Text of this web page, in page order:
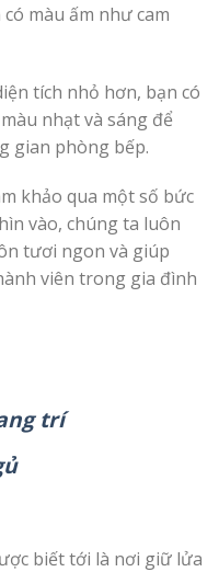
màu ấm như cam
tích nhỏ hơn, bạn có
nhạt và sáng để
gian phòng bếp.
khảo qua một số bức
vào, chúng ta luôn
tươi ngon và giúp
viên trong gia đình
trí
biết tới là nơi giữ lửa